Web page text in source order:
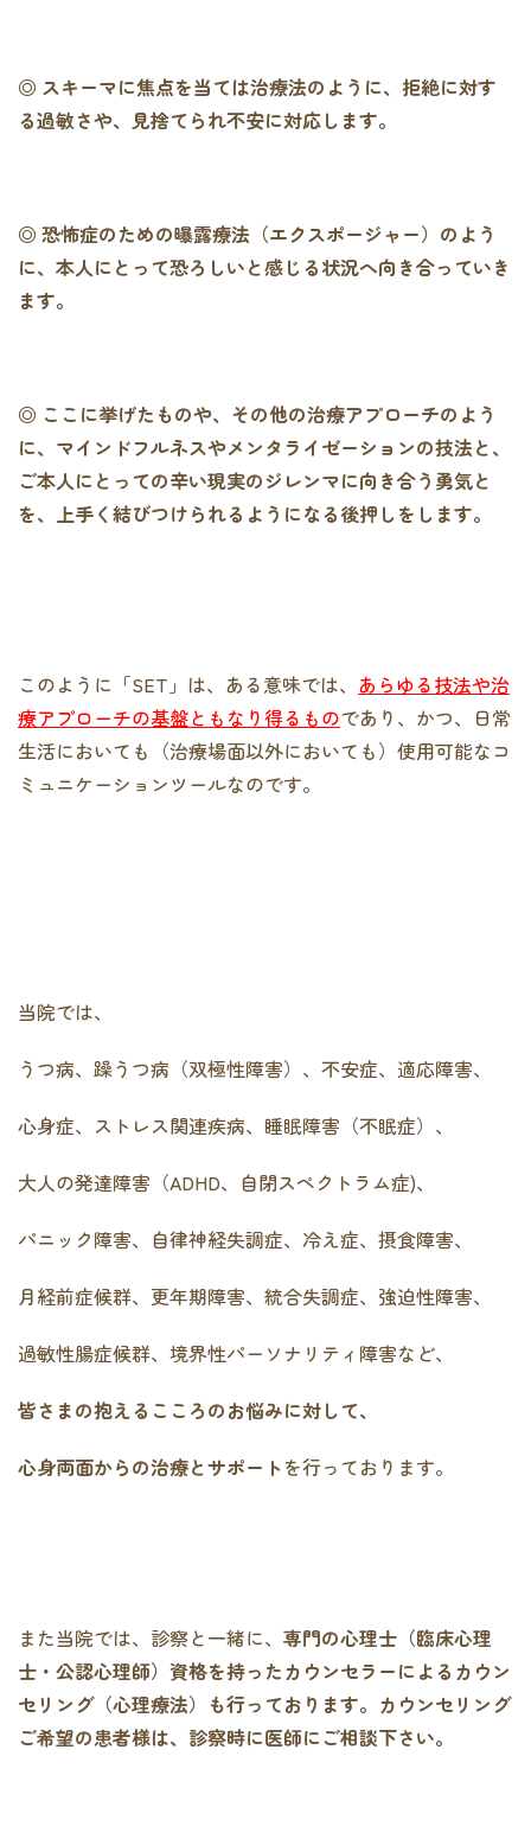
◎ スキーマに焦点を当ては治療法のように、拒絶に対す
る過敏さや、見捨てられ不安に対応します。
◎ 恐怖症のための曝露療法（エクスポージャー）のよう
に、本人にとって恐ろしいと感じる状況へ向き合っていき
ます。
◎ ここに挙げたものや、その他の治療アプローチのよう
に、マインドフルネスやメンタライゼーションの技法と、
ご本人にとっての辛い現実のジレンマに向き合う勇気と
を、上手く結びつけられるようになる後押しをします。
このように「SET」は、ある意味では、 あらゆる技法や治
療アプローチの基盤ともなり得るものであり、かつ、日常
生活においても（治療場面以外においても）使用可能なコ
ミュニケーションツールなのです。
当院では、
うつ病、躁うつ病（双極性障害）、不安症、適応障害、
心身症、ストレス関連疾病、睡眠障害（不眠症）、
大人の発達障害（ADHD、自閉スペクトラム症)、
パニック障害、自律神経失調症、冷え症、摂食障害、
月経前症候群、更年期障害、統合失調症、強迫性障害、
過敏性腸症候群、境界性パーソナリティ障害など、
皆さまの抱えるこころのお悩みに対して、
心身両面からの治療とサポートを行っております。
また当院では、診察と一緒に、 専門の心理士（臨床心理
士・公認心理師）資格を持ったカウンセラーによるカウン
セリング（心理療法）も行っております。カウンセリング
ご希望の患者様は、診察時に医師にご相談下さい。